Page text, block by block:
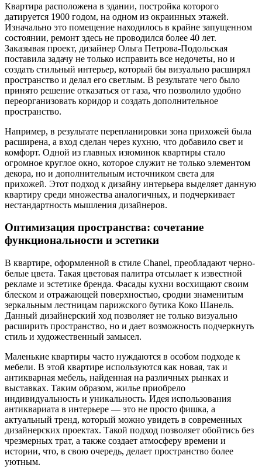
Квартира расположена в здании, постройка которого
датируется 1900 годом, на одном из окраинных этажей.
Изначально это помещение находилось в крайне запущенном
состоянии, ремонт здесь не проводился более 40 лет.
Заказывая проект, дизайнер Ольга Петрова-Подольская
поставила задачу не только исправить все недочеты, но и
создать стильный интерьер, который бы визуально расширял
пространство и делал его светлым. В результате чего было
принято решение отказаться от газа, что позволило удобно
переорганизовать коридор и создать дополнительное
пространство.
Например, в результате перепланировки зона прихожей была
расширена, а вход сделан через кухню, что добавило свет и
комфорт. Одной из главных изюминок квартиры стало
огромное круглое окно, которое служит не только элементом
декора, но и дополнительным источником света для
прихожей. Этот подход к дизайну интерьера выделяет данную
квартиру среди множества аналогичных, и подчеркивает
нестандартность мышления дизайнеров.
Оптимизация пространства: сочетание
функциональности и эстетики
В квартире, оформленной в стиле Chanel, преобладают черно-
белые цвета. Такая цветовая палитра отсылает к известной
рекламе и эстетике бренда. Фасады кухни восхищают своим
блеском и отражающей поверхностью, сродни знаменитым
зеркальным лестницам парижского бутика Коко Шанель.
Данный дизайнерский ход позволяет не только визуально
расширить пространство, но и дает возможность подчеркнуть
стиль и художественный замысел.
Маленькие квартиры часто нуждаются в особом подходе к
мебели. В этой квартире используются как новая, так и
антикварная мебель, найденная на различных рынках и
выставках. Таким образом, жилье приобрело
индивидуальность и уникальность. Идея использования
антиквариата в интерьере — это не просто фишка, а
актуальный тренд, который можно увидеть в современных
дизайнерских проектах. Такой подход позволяет обойтись без
чрезмерных трат, а также создает атмосферу времени и
истории, что, в свою очередь, делает пространство более
уютным.